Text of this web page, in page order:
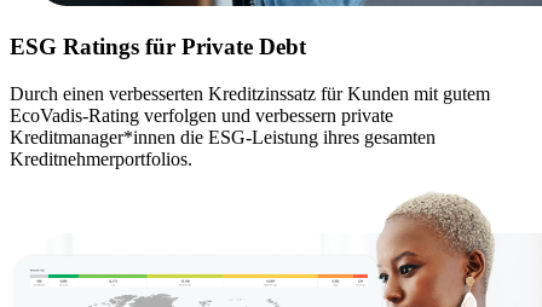
ESG Ratings für Private Debt
Durch einen verbesserten Kreditzinssatz für Kunden mit gutem
EcoVadis-Rating verfolgen und verbessern private
Kreditmanager*innen die ESG-Leistung ihres gesamten
Kreditnehmerportfolios.